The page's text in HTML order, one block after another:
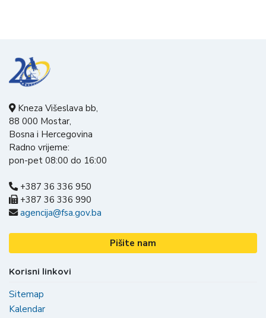
Kneza Višeslava bb,
88 000 Mostar,
Bosna i Hercegovina
Radno vrijeme:
pon-pet 08:00 do 16:00
+387 36 336 950
+387 36 336 990
agencija@fsa.gov.ba
Pišite nam
Korisni linkovi
Sitemap
Kalendar